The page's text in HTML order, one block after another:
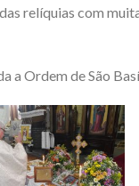
relíquias com
a Ordem de São